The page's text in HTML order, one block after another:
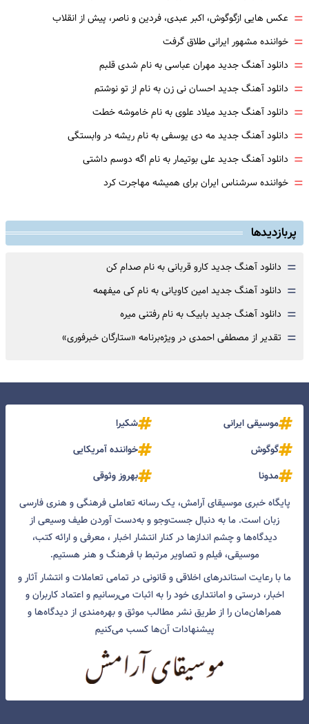
= عکس هایی ازگوگوش، اکبر عبدی، فردین و ناصر، پیش از انقلاب
= خواننده مشهور ایرانی طلاق گرفت
= دانلود آهنگ جدید مهران عباسی به نام شدی قلبم
= دانلود آهنگ جدید احسان نی زن به نام از تو نوشتم
= دانلود آهنگ جدید میلاد علوی به نام خاموشه خطت
= دانلود آهنگ جدید مه دی یوسفی به نام ریشه در وابستگی
= دانلود آهنگ جدید علی بوتیمار به نام اگه دوسم داشتی
= خواننده سرشناس ایران برای همیشه مهاجرت کرد
پربازدیدها
= دانلود آهنگ جدید کارو قربانی به نام صدام کن
= دانلود آهنگ جدید امین کاویانی به نام کی میفهمه
= دانلود آهنگ جدید بابیک به نام رفتنی میره
= تقدیر از مصطفی احمدی در ویژه‌برنامه «ستارگان خبرفوری»
موسیقی ایرانی
شکیرا
گوگوش
خواننده آمریکایی
مدونا
بهروز وثوقی
پایگاه خبری موسیقای آرامش، یک رسانه تعاملی فرهنگی و هنری فارسی
زبان است. ما به دنبال جست‌و‌جو و به‌دست آوردن طیف وسیعی از
دیدگاه‌ها و چشم انداز‌ها در کنار انتشار اخبار ، معرفی و ارائه کتب،
موسیقی، فیلم و تصاویر مرتبط با فرهنگ و هنر هستیم.
ما با رعایت استاندرهای اخلاقی و قانونی در تمامی تعاملات و انتشار آثار و
اخبار، درستی و امانتداری خود را به اثبات می‌رسانیم و اعتماد کاربران و
همراهان‌مان را از طریق نشر مطالب موثق و بهره‌مندی از دیدگاه‌ها و
پیشنهادات آن‌ها کسب می‌کنیم